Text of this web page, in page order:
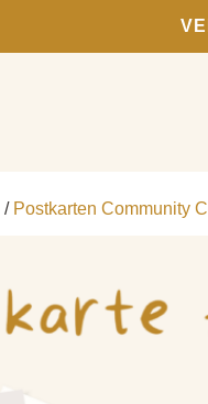
/ Postkarten Community